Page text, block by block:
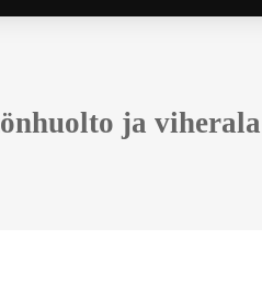
ja viherala